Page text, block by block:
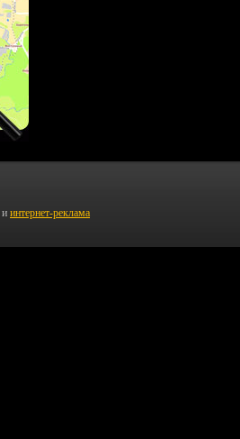
и интернет-реклама